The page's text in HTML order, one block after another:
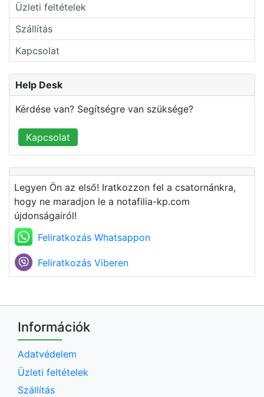
Üzleti feltételek
Szállítás
Kapcsolat
Help Desk
Kérdése van? Segítségre van szüksége?
Kapcsolat
Legyen Ön az első! Iratkozzon fel a csatornánkra,
hogy ne maradjon le a notafilia-kp.com
újdonságairól!
Feliratkozás Whatsappon
Feliratkozás Viberen
Információk
Adatvédelem
Üzleti feltételek
Szállítás